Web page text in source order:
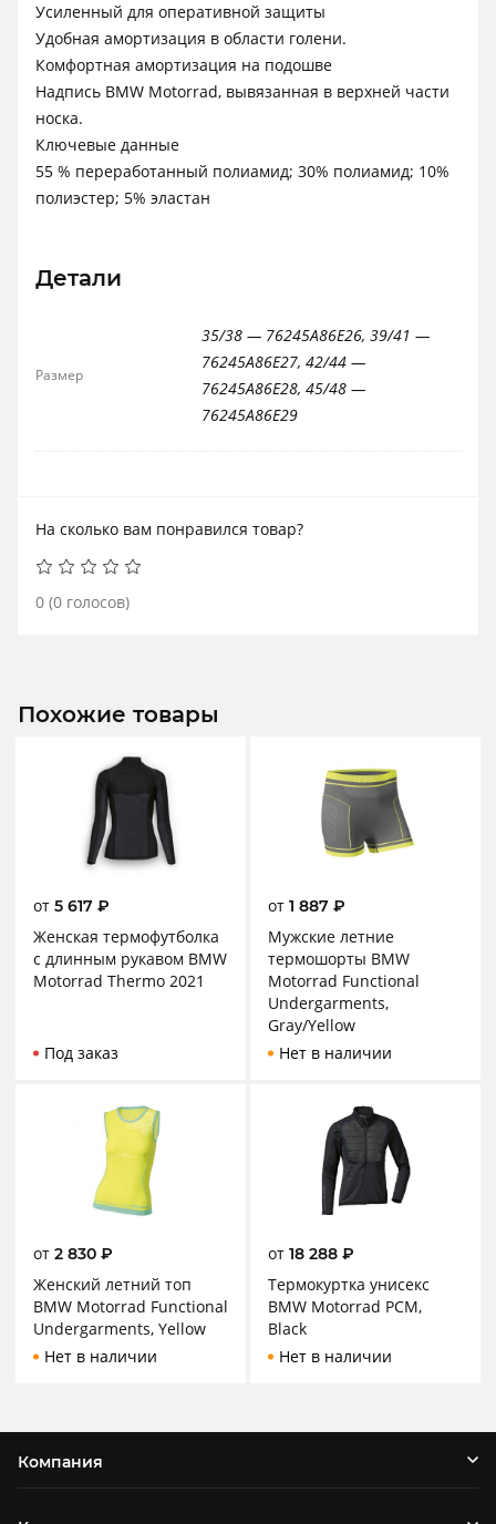
Усиленный для оперативной защиты
Удобная амортизация в области голени.
Комфортная амортизация на подошве
Надпись ВМW Моtоrrаd, вывязанная в верхней части
носка.
Ключевые данные
55 % переработанный полиамид; 30% полиамид; 10%
полиэстер; 5% эластан
Детали
Размер
35/38 — 76245A86E26, 39/41 —
76245A86E27, 42/44 —
76245A86E28, 45/48 —
76245A86E29
На сколько вам понравился товар?
0 (0 голосов)
Похожие товары
от 5 617 ₽
Женская термофутболка
с длинным рукавом BMW
Motorrad Thermo 2021
Под заказ
от 1 887 ₽
Мужские летние
термошорты BMW
Motorrad Functional
Undergarments,
Gray/Yellow
Нет в наличии
от 2 830 ₽
Женский летний топ
BMW Motorrad Functional
Undergarments, Yellow
Нет в наличии
от 18 288 ₽
Термокуртка унисекс
BMW Motorrad PCM,
Black
Нет в наличии
Компания